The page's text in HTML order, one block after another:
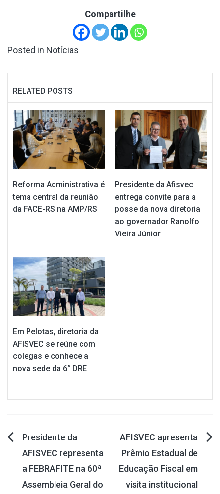
Compartilhe
Posted in Notícias
RELATED POSTS
Reforma Administrativa é
tema central da reunião
da FACE-RS na AMP/RS
Presidente da Afisvec
entrega convite para a
posse da nova diretoria
ao governador Ranolfo
Vieira Júnior
Em Pelotas, diretoria da
AFISVEC se reúne com
colegas e conhece a
nova sede da 6° DRE
Navegação
Post
Presidente da
AFISVEC representa
a FEBRAFITE na 60ª
Assembleia Geral do
AFISVEC apresenta
Prêmio Estadual de
Educação Fiscal em
visita institucional